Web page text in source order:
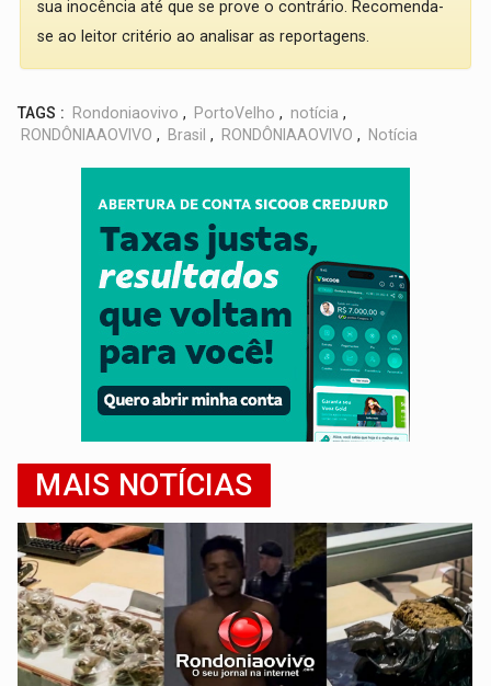
sua inocência até que se prove o contrário. Recomenda-
se ao leitor critério ao analisar as reportagens.
TAGS : Rondoniaovivo , PortoVelho , notícia ,
RONDÔNIAAOVIVO , Brasil , RONDÔNIAAOVIVO , Notícia
MAIS NOTÍCIAS